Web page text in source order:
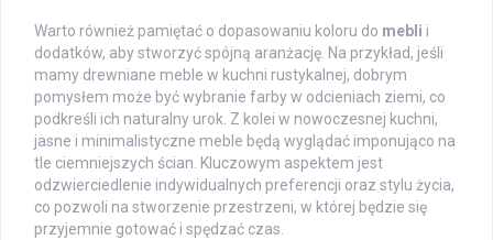
Warto również pamiętać o dopasowaniu koloru do mebli i
dodatków, aby stworzyć spójną aranżację. Na przykład, jeśli
mamy drewniane meble w kuchni rustykalnej, dobrym
pomysłem może być wybranie farby w odcieniach ziemi, co
podkreśli ich naturalny urok. Z kolei w nowoczesnej kuchni,
jasne i minimalistyczne meble będą wyglądać imponująco na
tle ciemniejszych ścian. Kluczowym aspektem jest
odzwierciedlenie indywidualnych preferencji oraz stylu życia,
co pozwoli na stworzenie przestrzeni, w której będzie się
przyjemnie gotować i spędzać czas.